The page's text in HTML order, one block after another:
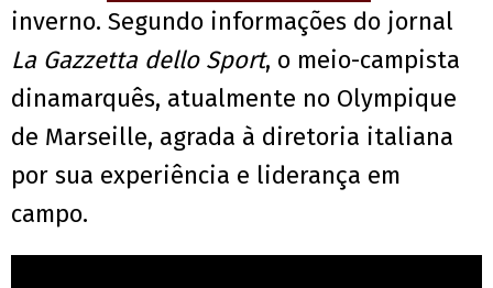
inverno. Segundo informações do jornal
La Gazzetta dello Sport, o meio-campista
dinamarquês, atualmente no Olympique
de Marseille, agrada à diretoria italiana
por sua experiência e liderança em
campo.